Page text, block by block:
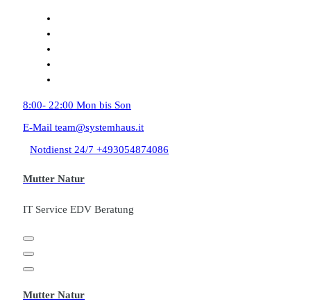
8:00- 22:00 Mon bis Son
E-Mail team@systemhaus.it
Notdienst 24/7 +493054874086
Mutter Natur
IT Service EDV Beratung
Mutter Natur